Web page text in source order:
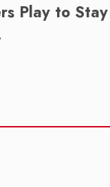
Play to